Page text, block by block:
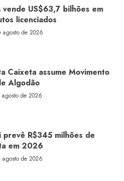
Caixeta assume Movimento
Algodão
agosto de 2026
prevê R$345 milhões de
em 2026
agosto de 2026
testa passaporte digital na
nacional
agosto de 2026